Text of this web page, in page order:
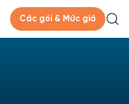
Các gói & Mức giá